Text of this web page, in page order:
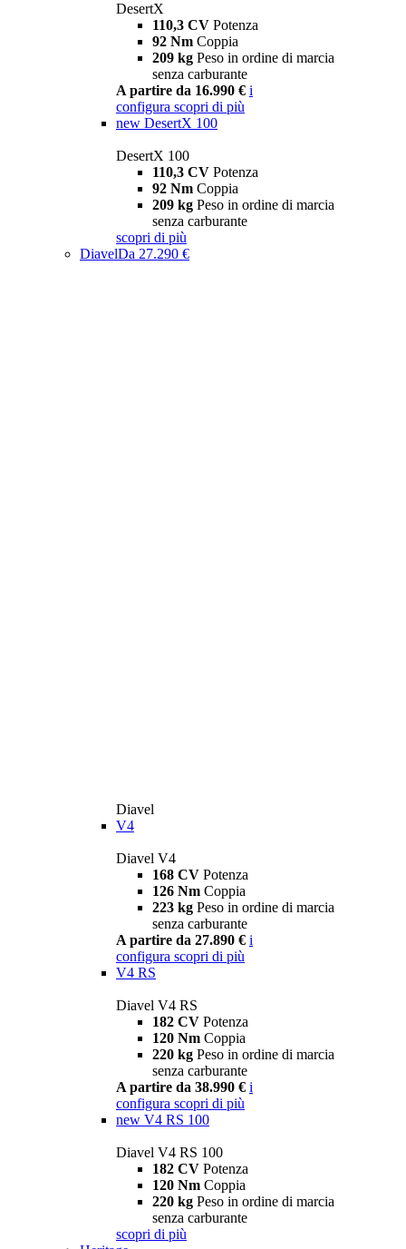
DesertX
110,3 CV Potenza
92 Nm Coppia
209 kg Peso in ordine di marcia
senza carburante
A partire da 16.990 € i
configura scopri di più
new DesertX 100
DesertX 100
110,3 CV Potenza
92 Nm Coppia
209 kg Peso in ordine di marcia
senza carburante
scopri di più
DiavelDa 27.290 €
Diavel
V4
Diavel V4
168 CV Potenza
126 Nm Coppia
223 kg Peso in ordine di marcia
senza carburante
A partire da 27.890 € i
configura scopri di più
V4 RS
Diavel V4 RS
182 CV Potenza
120 Nm Coppia
220 kg Peso in ordine di marcia
senza carburante
A partire da 38.990 € i
configura scopri di più
new V4 RS 100
Diavel V4 RS 100
182 CV Potenza
120 Nm Coppia
220 kg Peso in ordine di marcia
senza carburante
scopri di più